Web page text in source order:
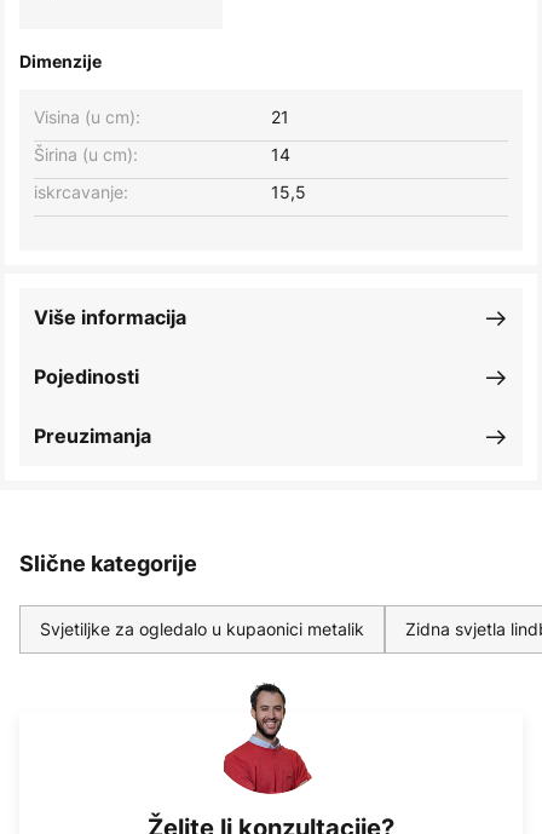
Dimenzije
Širina (u cm): 14
Visina (u cm): 21
iskrcavanje: 15,5
Pojedinosti
Više informacija
Preuzimanja
Slične kategorije
Svjetiljke za ogledalo u kupaonici metalik Zidna svjetla
Želite li konzultacije?